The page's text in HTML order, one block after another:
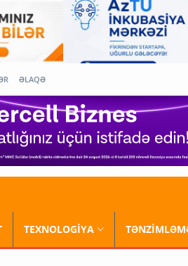
ƏLAQƏ
TEXNOLOGİYA